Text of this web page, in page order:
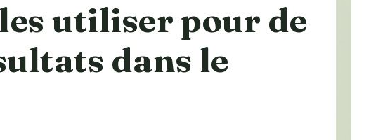
utiliser pour de
dans le